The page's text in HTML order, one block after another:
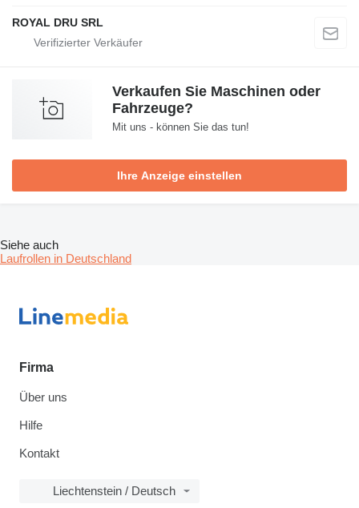
ROYAL DRU SRL
Verkaufen Sie Maschinen oder
Fahrzeuge?
Mit uns - können Sie das tun!
Ihre Anzeige einstellen
Siehe auch
Laufrollen in Deutschland
Firma
Über uns
Hilfe
Kontakt
Liechtenstein / Deutsch